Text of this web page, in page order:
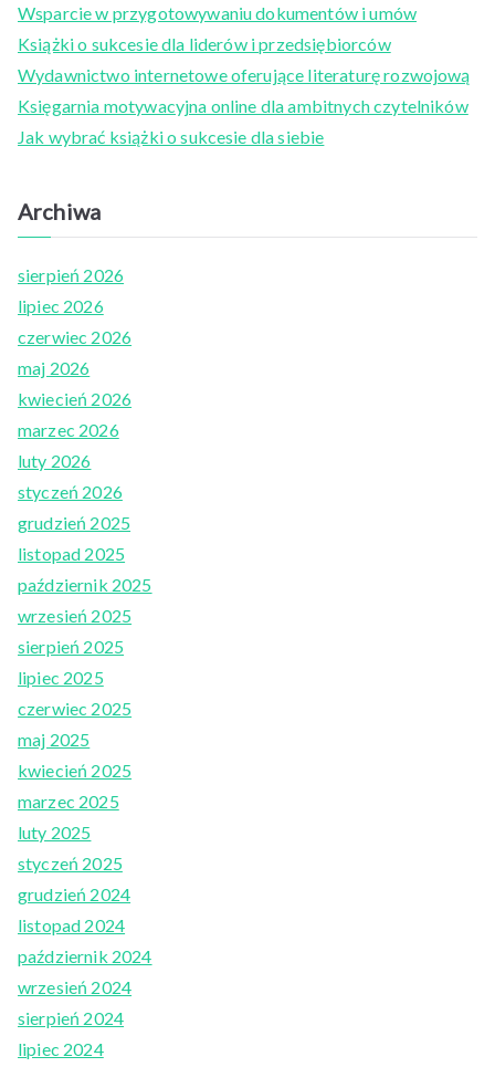
Wsparcie w przygotowywaniu dokumentów i umów
Książki o sukcesie dla liderów i przedsiębiorców
Wydawnictwo internetowe oferujące literaturę rozwojową
Księgarnia motywacyjna online dla ambitnych czytelników
Jak wybrać książki o sukcesie dla siebie
Archiwa
sierpień 2026
lipiec 2026
czerwiec 2026
maj 2026
kwiecień 2026
marzec 2026
luty 2026
styczeń 2026
grudzień 2025
listopad 2025
październik 2025
wrzesień 2025
sierpień 2025
lipiec 2025
czerwiec 2025
maj 2025
kwiecień 2025
marzec 2025
luty 2025
styczeń 2025
grudzień 2024
listopad 2024
październik 2024
wrzesień 2024
sierpień 2024
lipiec 2024